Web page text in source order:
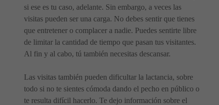
si ese es tu caso, adelante. Sin embargo, a veces las
visitas pueden ser una carga. No debes sentir que tienes
que entretener o complacer a nadie. Puedes sentirte libre
de limitar la cantidad de tiempo que pasan tus visitantes.
Al fin y al cabo, tú también necesitas descansar.
Las visitas también pueden dificultar la lactancia, sobre
todo si no te sientes cómoda dando el pecho en público o
te resulta difícil hacerlo. Te dejo información sobre el